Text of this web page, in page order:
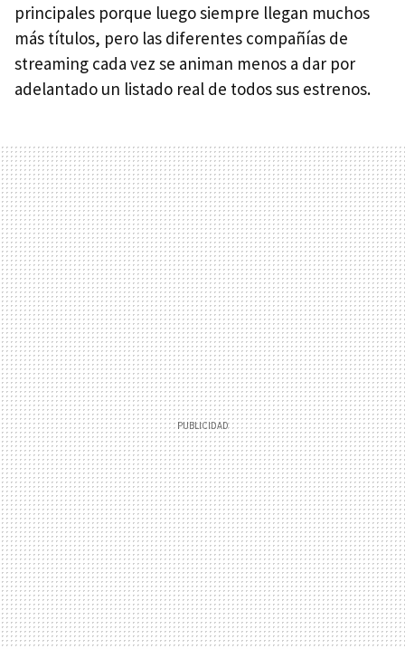
principales porque luego siempre llegan muchos
más títulos, pero las diferentes compañías de
streaming cada vez se animan menos a dar por
adelantado un listado real de todos sus estrenos.